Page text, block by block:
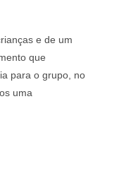
e de um
que
para o grupo, no
uma